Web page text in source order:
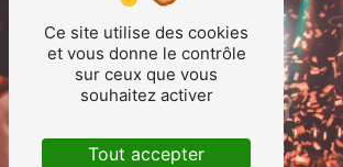
Ce site utilise des cookies
et vous donne le contrôle
sur ceux que vous
souhaitez activer
Tout accepter